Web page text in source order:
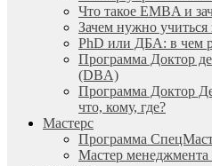
Что такое EMBA и
Зачем нужно
PhD или ДБА: в чем
Программа Доктор
(DBА)
Программа Доктор
что, кому, где?
Мастерс
Программа
Мастер